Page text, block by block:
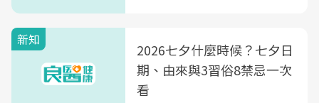
新知
2026七夕什麼時候？七夕日
期、由來與3習俗8禁忌一次
看